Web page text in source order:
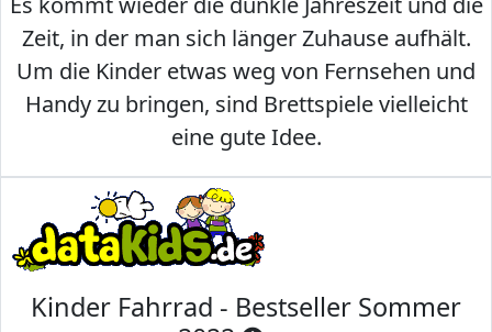
Zeit, in der man sich länger Zuhause aufhält.
Um die Kinder etwas weg von Fernsehen und
Handy zu bringen, sind Brettspiele vielleicht
eine gute Idee.
Kinder Fahrrad - Bestseller Sommer